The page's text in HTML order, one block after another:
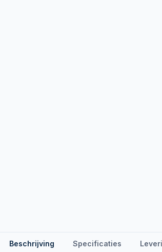
Beschrijving Specificaties